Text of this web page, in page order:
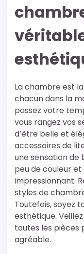
La chambre est
chacun dans la
passez votre
vous rangez vos
d’être belle et
accessoires de
une sensation de
peu de couleur
impressionnant.
styles de
Toutefois, soyez
esthétique.
toutes les pièces
agréable.